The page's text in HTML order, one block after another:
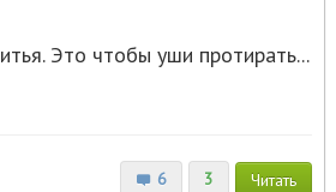
Это чтобы уши протирать...
6 3 Читать